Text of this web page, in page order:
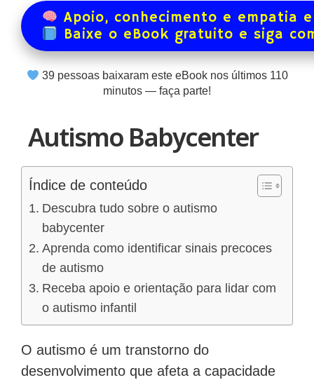
Apoio, conhecimento e empatia
Baixe o eBook gratuito e siga
39pessoas baixaram este eBook nos últimos 110
minutos — faça parte!
Autismo Babycenter
Índice de conteúdo
Descubra tudo sobre o autismo
babycenter
Aprenda como identificar sinais precoces
de autismo
Receba apoio e orientação para lidar com
o autismo infantil
O autismo é um transtorno do
desenvolvimento que afeta a capacidade